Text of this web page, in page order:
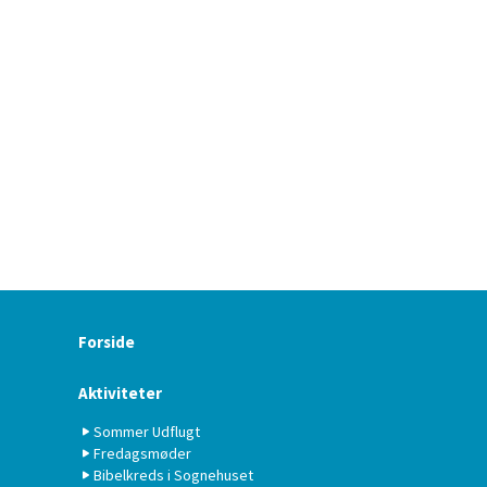
Forside
Aktiviteter
Sommer Udflugt
Fredagsmøder
Bibelkreds i Sognehuset